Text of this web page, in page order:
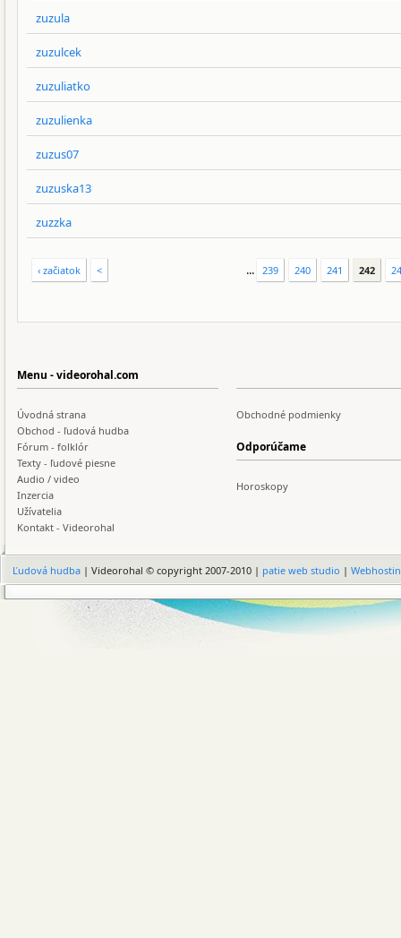
zuzula
zuzulcek
zuzuliatko
zuzulienka
zuzus07
zuzuska13
zuzzka
‹ začiatok < ... 239 240 241 242
Menu - videorohal.com
Úvodná strana
Obchod - ľudová hudba
Fórum - folklór
Texty - ľudové piesne
Audio / video
Inzercia
Užívatelia
Kontakt - Videorohal
Obchodné podmienky
Odporúčame
Horoskopy
Ľudová hudba | Videorohal © copyright 2007-2010 | patie web studio |